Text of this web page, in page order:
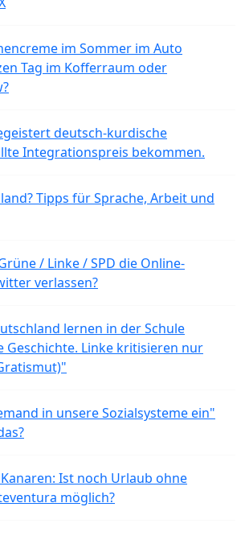
im Sommer im Auto
Tag im Kofferraum oder
deutsch-kurdische
Integrationspreis bekommen.
Tipps für Sprache, Arbeit und
/ Linke / SPD die Online-
verlassen?
lernen in der Schule
Geschichte. Linke kritisieren nur
in unsere Sozialsysteme ein"
Ist noch Urlaub ohne
möglich?